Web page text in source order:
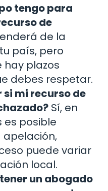
tengo para
de
de la
país, pero
plazos
debes respetar.
si mi recurso de
Sí, en
es posible
apelación,
puede variar
local.
un abogado